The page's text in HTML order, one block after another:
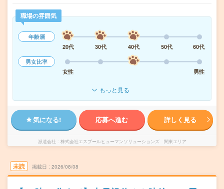
職場の雰囲気
年齢層
20代
30代 40代 50代
60代
男女比率
女性
男性
もっと見る
気になる! 応募へ進む 詳しく見る
派遣会社 株式会社エスプールヒューマンソリューションズ 関東エリア
未読 掲載日 2026/08/08